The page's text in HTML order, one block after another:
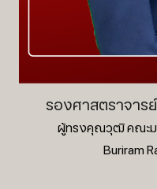
รองศาสตราจาร
ผู้ทรงคุณวุฒิ คณะม
Buriram